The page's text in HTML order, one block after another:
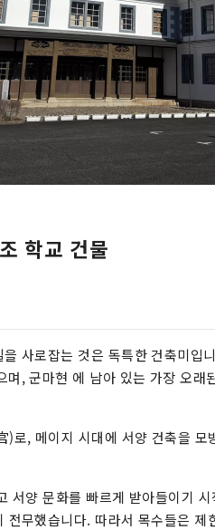
학교 건물
사로잡는 것은 독특한 건축미입
며, 군마현 에 남아 있는 가장 오래
로, 메이지 시대에 서양 건축을 모
서양 문화를 빠르게 받아들이기
전무했습니다. 따라서 목수들은